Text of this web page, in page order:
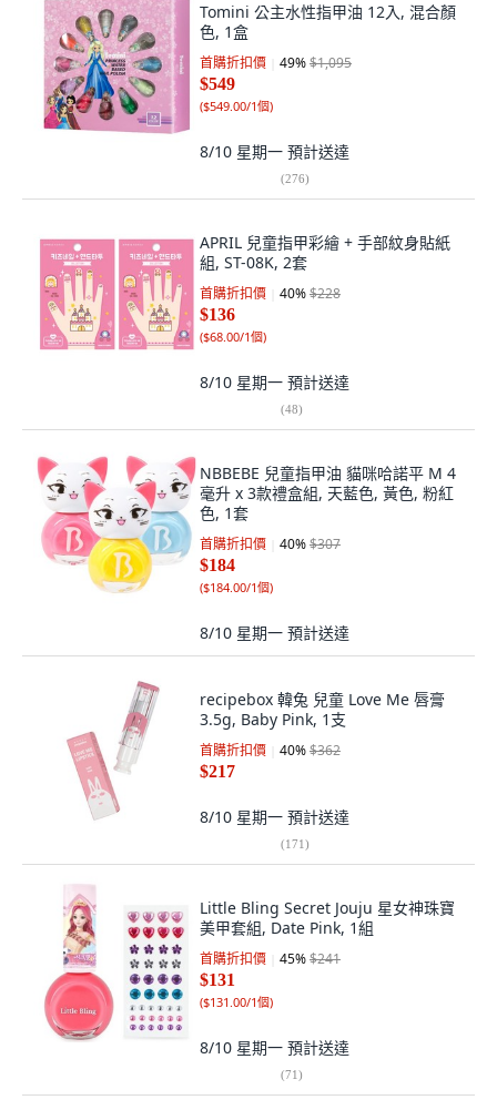
Tomini 公主水性指甲油 12入, 混合顏
色, 1盒
首購折扣價 49%$1,095
$549
($549.00/1個)
8/10 星期一 預計送達
(276)
APRIL 兒童指甲彩繪 + 手部紋身貼紙
組, ST-08K, 2套
首購折扣價 40%$228
$136
($68.00/1個)
8/10 星期一 預計送達
(48)
NBBEBE 兒童指甲油 貓咪哈諾平 M 4
毫升 x 3款禮盒組, 天藍色, 黃色, 粉紅
色, 1套
首購折扣價 40%$307
$184
($184.00/1個)
8/10 星期一 預計送達
recipebox 韓兔 兒童 Love Me 唇膏
3.5g, Baby Pink, 1支
首購折扣價 40%$362
$217
8/10 星期一 預計送達
(171)
Little Bling Secret Jouju 星女神珠寶
美甲套組, Date Pink, 1組
首購折扣價 45%$241
$131
($131.00/1個)
8/10 星期一 預計送達
(71)